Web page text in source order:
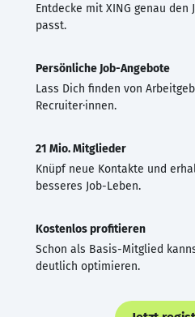
Entdecke mit XING genau den
passt.
Persönliche Job-Angebote
Lass Dich finden von
Recruiter·innen.
21 Mio. Mitglieder
Knüpf neue Kontakte und
besseres Job-Leben.
Kostenlos profitieren
Schon als Basis-Mitglied
deutlich optimieren.